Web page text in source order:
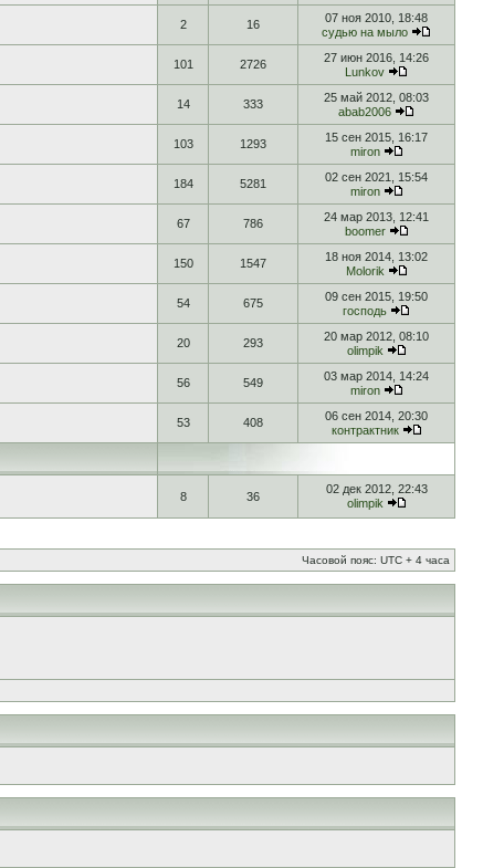
2 16
07 ноя 2010, 18:48
судью на мыло
101 2726
27 июн 2016, 14:26
Lunkov
14 333
25 май 2012, 08:03
abab2006
103 1293
15 сен 2015, 16:17
miron
184 5281
02 сен 2021, 15:54
miron
67 786
24 мар 2013, 12:41
boomer
150 1547
18 ноя 2014, 13:02
Molorik
54 675
09 сен 2015, 19:50
господь
20 293
20 мар 2012, 08:10
olimpik
56 549
03 мар 2014, 14:24
miron
53 408
06 сен 2014, 20:30
контрактник
8 36
02 дек 2012, 22:43
olimpik
Часовой пояс: UTC + 4 часа